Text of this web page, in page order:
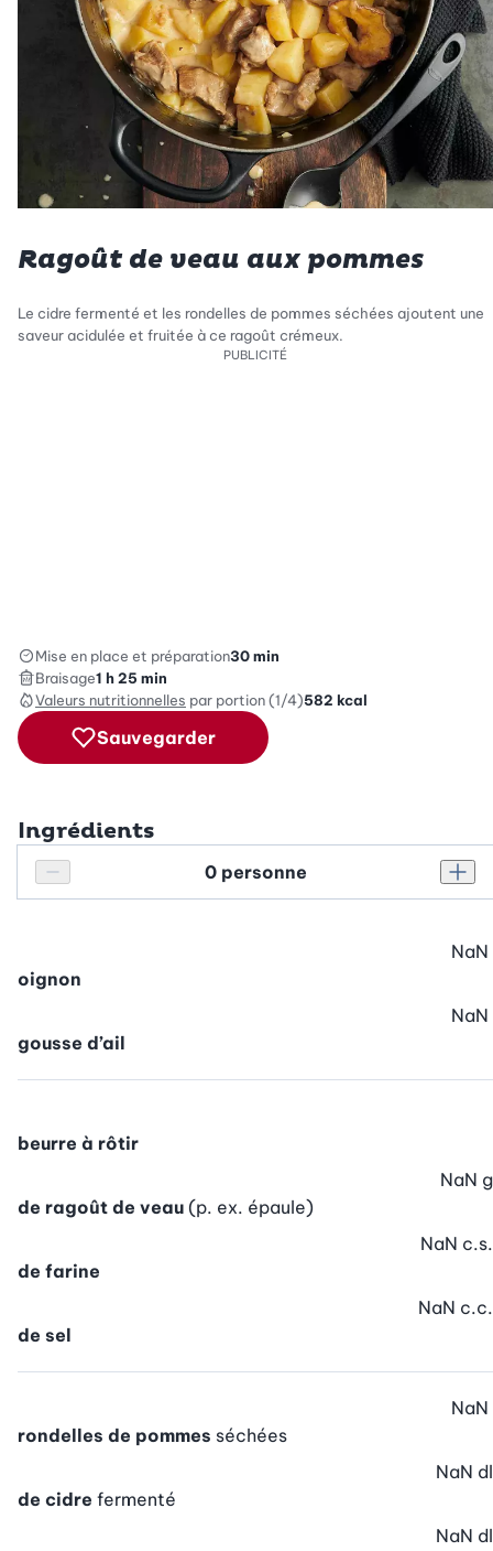
Ragoût de veau aux pommes
Le cidre fermenté et les rondelles de pommes séchées ajoutent une
saveur acidulée et fruitée à ce ragoût crémeux.
PUBLICITÉ
Mise en place et préparation30 min
Braisage1 h 25 min
Valeurs nutritionnelles par portion (1/4)582 kcal
Sauvegarder
Ingrédients
Réduire le nombre de personnes
Personnes
oignon
NaN
gousse d’ail
NaN
beurre à rôtir
de ragoût de veau (p. ex. épaule)
NaN g
de farine
NaN c.s.
de sel
NaN c.c.
rondelles de pommes séchées
NaN
de cidre fermenté
NaN dl
NaN dl